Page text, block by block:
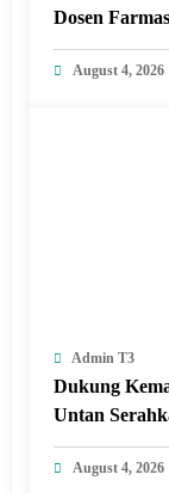
Dosen
Pelatihan
Tanaman
August 4, 2026
Admin T3
Dukung
Untan
Kelompok
August 4, 2026